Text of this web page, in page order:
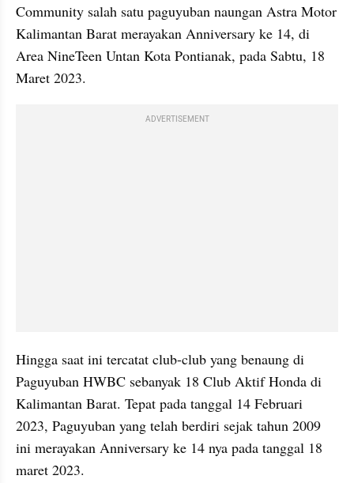
Community salah satu paguyuban naungan Astra Motor
Kalimantan Barat merayakan Anniversary ke 14, di
Area NineTeen Untan Kota Pontianak, pada Sabtu, 18
Maret 2023.
ADVERTISEMENT
Hingga saat ini tercatat club-club yang benaung di
Paguyuban HWBC sebanyak 18 Club Aktif Honda di
Kalimantan Barat. Tepat pada tanggal 14 Februari
2023, Paguyuban yang telah berdiri sejak tahun 2009
ini merayakan Anniversary ke 14 nya pada tanggal 18
maret 2023.